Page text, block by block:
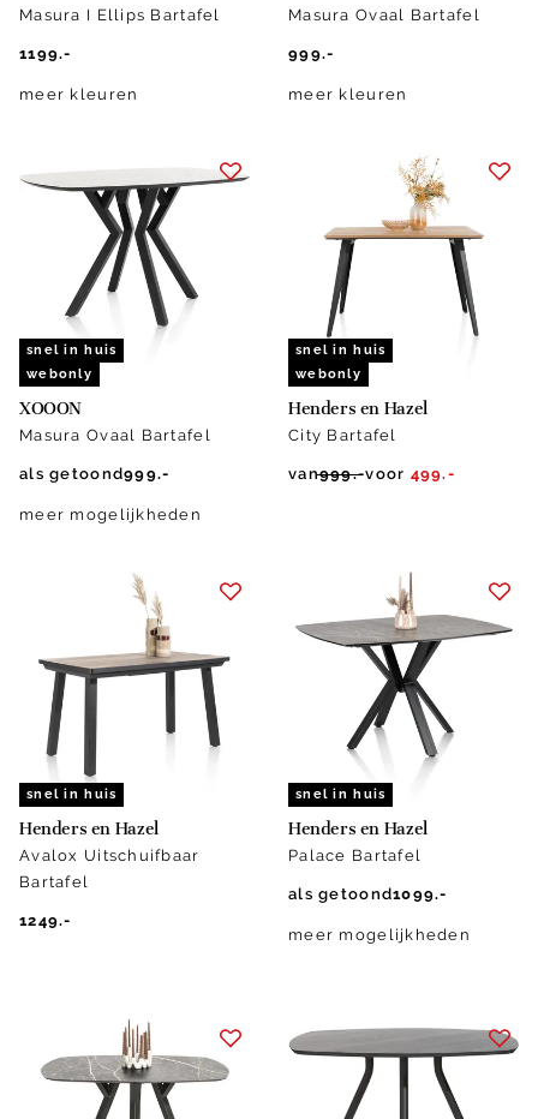
Masura I Ellips Bartafel
1199.-
meer kleuren
Masura Ovaal Bartafel
999.-
meer kleuren
snel in huis
webonly
XOOON
Masura Ovaal Bartafel
als getoond999.-
meer mogelijkheden
snel in huis
webonly
Henders en Hazel
City Bartafel
van999.-voor 499.-
snel in huis
Henders en Hazel
Avalox Uitschuifbaar
Bartafel
1249.-
snel in huis
Henders en Hazel
Palace Bartafel
als getoond1099.-
meer mogelijkheden